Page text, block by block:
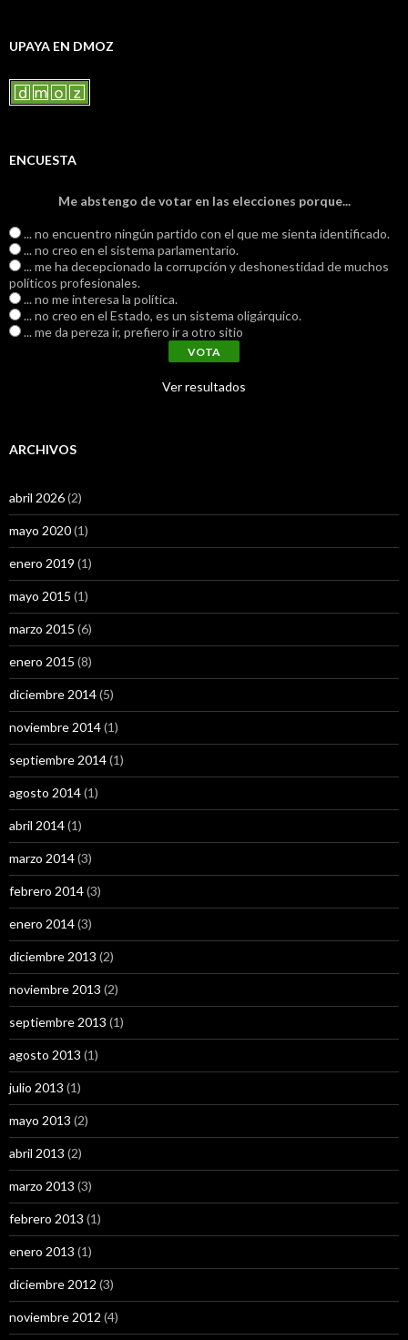
UPAYA EN DMOZ
ENCUESTA
Me abstengo de votar en las elecciones porque...
... no encuentro ningún partido con el que me sienta identificado.
... no creo en el sistema parlamentario.
... me ha decepcionado la corrupción y deshonestidad de muchos
políticos profesionales.
... no me interesa la política.
... no creo en el Estado, es un sistema oligárquico.
... me da pereza ir, prefiero ir a otro sitio
Ver resultados
ARCHIVOS
abril 2026(2)
mayo 2020(1)
enero 2019 (1)
mayo 2015 (1)
marzo 2015 (6)
enero 2015 (8)
diciembre 2014(5)
noviembre 2014(1)
septiembre 2014(1)
agosto 2014(1)
abril 2014(1)
marzo 2014(3)
febrero 2014(3)
enero 2014(3)
diciembre 2013 (2)
noviembre 2013 (2)
septiembre 2013 (1)
agosto 2013 (1)
julio 2013 (1)
mayo 2013 (2)
abril 2013 (2)
marzo 2013 (3)
febrero 2013 (1)
enero 2013 (1)
diciembre 2012 (3)
noviembre 2012 (4)